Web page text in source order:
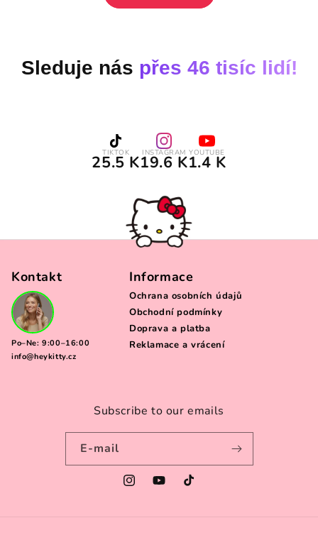
Sleduje nás přes 46 tisíc lidí!
TIKTOK
25.5 K INSTAGRAM
19.6 KYOUTUBE
1.4 K
Kontakt
Po–Ne: 9:00–16:00
info@heykitty.cz
Informace
Ochrana osobních údajů
Obchodní podmínky
Doprava a platba
Reklamace a vrácení
Subscribe to our emails
E-mail
InstagramYouTubeTikTok